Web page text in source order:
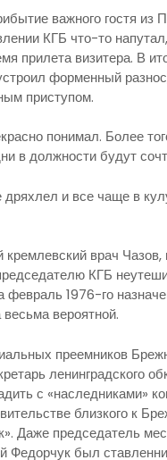
важного гостя из
КГБ что-то
прилета визитера. В
форменный
приступом.
понимал. Более
в должности будут
и все чаще в
врач
КГБ
февраль 1976-го
вероятной.
преемников
ленинградского
с «наследниками»
близкого к
Даже председатель
Федорчук был